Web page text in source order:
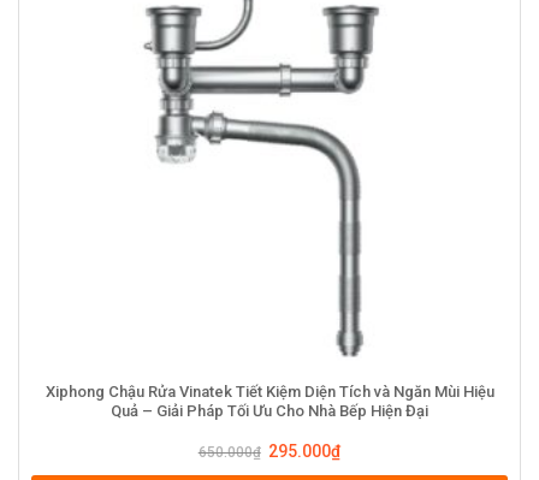
Xiphong Chậu Rửa Vinatek Tiết Kiệm Diện Tích và Ngăn Mùi Hiệu
Quả – Giải Pháp Tối Ưu Cho Nhà Bếp Hiện Đại
650.000₫ 295.000₫